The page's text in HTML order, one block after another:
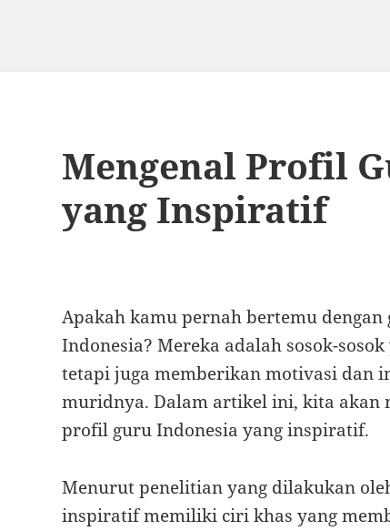
Mengenal Profil
yang Inspiratif
Apakah kamu pernah bertemu
Indonesia? Mereka adalah sosok-
tetapi juga memberikan motivasi dan
muridnya. Dalam artikel ini, kita akan
profil guru Indonesia yang inspiratif.
Menurut penelitian yang dilakukan
inspiratif memiliki ciri khas yang